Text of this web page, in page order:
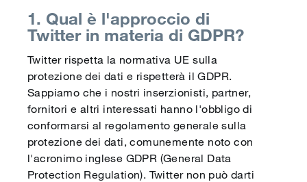
1. Qual è l'approccio di
Twitter in materia di GDPR?
Twitter rispetta la normativa UE sulla
protezione dei dati e rispetterà il GDPR.
Sappiamo che i nostri inserzionisti, partner,
fornitori e altri interessati hanno l'obbligo di
conformarsi al regolamento generale sulla
protezione dei dati, comunemente noto con
l'acronimo inglese GDPR (General Data
Protection Regulation). Twitter non può darti
Français